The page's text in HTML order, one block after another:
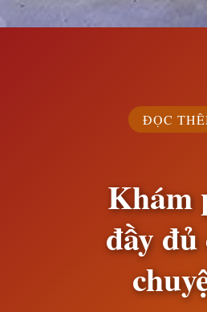
ĐỌC
Khám
đầy đủ